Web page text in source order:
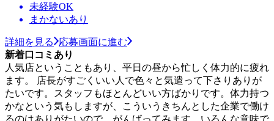
未経験OK
まかないあり
詳細を見る
応募画面に進む
新着口コミあり
人気店ということもあり、平日の昼から忙しく体力的に疲れ
ます。 店長がすごくいい人で色々と気遣って下さりありが
たいです。スタッフもほとんどいい方ばかりです。体力持つ
かなという気もしますが、こういうきちんとした企業で働け
るのはありがたいので、がんばってみます。いろんな意味で